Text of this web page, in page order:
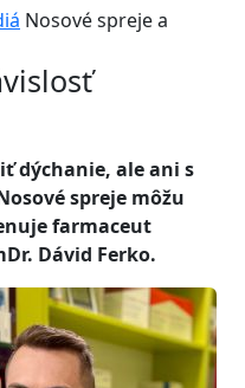
Nosové spreje a
dýchanie, ale ani s
spreje môžu
farmaceut
Dávid Ferko.